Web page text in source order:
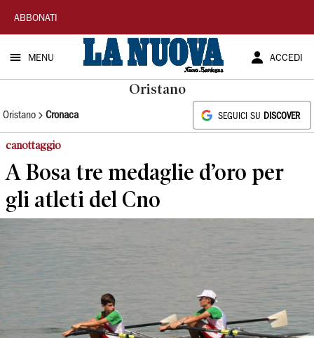
La
Nuova
Sardegna
ABBONATI
MENU ACCEDI
Oristano
Oristano Cronaca SEGUICI SU DISCOVER
canottaggio
A Bosa tre medaglie d’oro per
gli atleti del Cno